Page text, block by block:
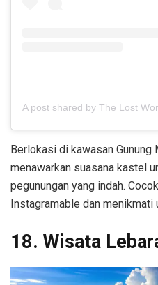
Berlokasi di kawasan Gunung
menawarkan suasana kastel
pegunungan yang indah.
Instagramable dan menikmati
18. Wisata